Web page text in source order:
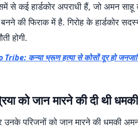
कई हार्डकोर अपराधी हैं, जो अमन साहू
की फिराक में है. गिरोह के हार्डकोर
होगी.
Tribe: कन्या भ्रूण हत्या से कोसों दूर हो
को जान मारने की दी थी धमकी
उनके परिजनों को जान मारने की धमकी